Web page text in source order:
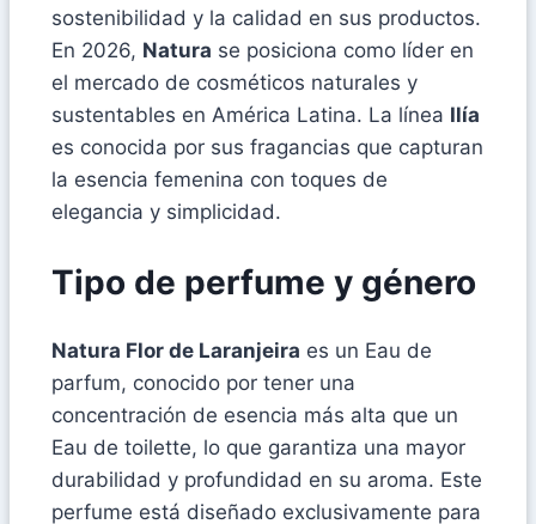
sostenibilidad y la calidad en sus productos.
En 2026, Natura se posiciona como líder en
el mercado de cosméticos naturales y
sustentables en América Latina. La línea Ilía
es conocida por sus fragancias que capturan
la esencia femenina con toques de
elegancia y simplicidad.
Tipo de perfume y género
Natura Flor de Laranjeira es un Eau de
parfum, conocido por tener una
concentración de esencia más alta que un
Eau de toilette, lo que garantiza una mayor
durabilidad y profundidad en su aroma. Este
perfume está diseñado exclusivamente para